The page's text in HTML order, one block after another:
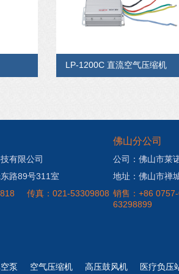
LP-1200C 直流空气压缩机
有限公司
路89号311室
传真：021-53309808
佛山分公司
公司：佛山市莱
地址：佛山市禅
销售：+86
63298899
泵 空气压缩机 高压鼓风机 医疗负压